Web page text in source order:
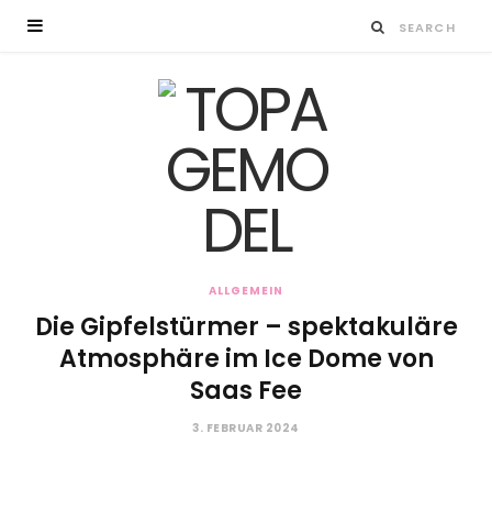
ALLGEMEIN
Die Gipfelstürmer – spektakuläre
Atmosphäre im Ice Dome von
Saas Fee
3. FEBRUAR 2024